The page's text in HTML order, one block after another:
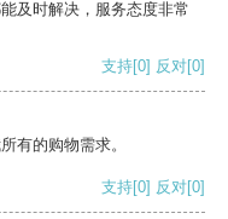
及时解决，服务态度非常
支持[0] 反对[0]
有的购物需求。
支持[0] 反对[0]